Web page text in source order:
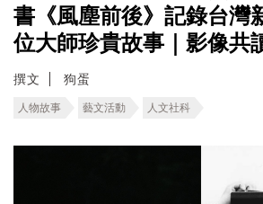
書《風塵前後》記錄台灣
位大師珍貴故事｜影像共
撰文 狗蛋
人物故事 藝文活動 人文社科